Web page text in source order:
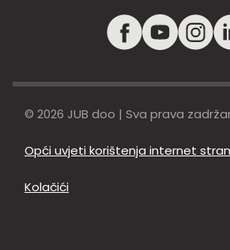
© 2026 JUB doo | Sva prava
Opći uvjeti korištenja internet
Kolačići